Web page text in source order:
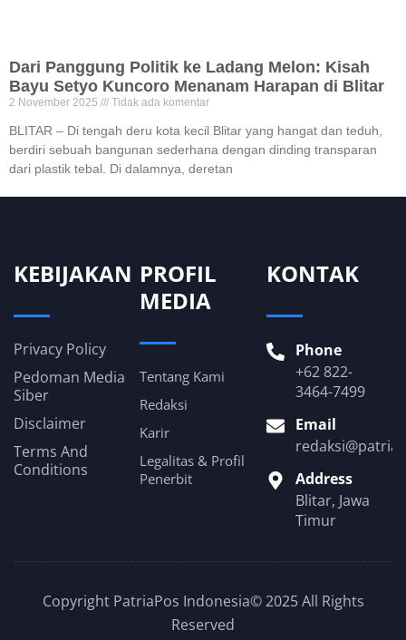
Dari Panggung Politik ke Ladang Melon: Kisah
Bayu Setyo Kuncoro Menanam Harapan di Blitar
2 November 2025 Tidak ada komentar
BLITAR – Di tengah deru kota kecil Blitar yang hangat dan teduh,
berdiri sebuah bangunan sederhana dengan dinding transparan
dari plastik tebal. Di dalamnya, deretan
KEBIJAKAN
Privacy Policy
Pedoman Media
Siber
Disclaimer
Terms And
Conditions
PROFIL
MEDIA
Tentang Kami
Redaksi
Karir
Legalitas & Profil
Penerbit
KONTAK
Phone
+62 822-
3464-7499
Email
Address
Blitar, Jawa
Timur
Copyright PatriaPos Indonesia© 2025 All Rights
Reserved